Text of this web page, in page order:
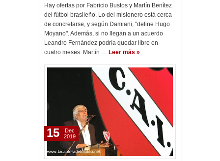
Hay ofertas por Fabricio Bustos y Martín Benítez
del fútbol brasileño. Lo del misionero está cerca
de concretarse, y según Damiani, "define Hugo
Moyano". Además, si no llegan a un acuerdo
Leandro Fernández podría quedar libre en
cuatro meses. Martín … Leer más »
15
Dec
2019